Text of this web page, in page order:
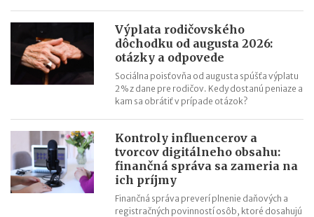
Výpočet čistej mzdy v roku 2023
Daňový bonus na dieťa od 1.1.2023 – príklady
Daňový bonus na dieťa od 1.1.2023
Výplata rodičovského
dôchodku od augusta 2026:
otázky a odpovede
Sociálna poisťovňa od augusta spúšťa výplatu
2 % z dane pre rodičov. Kedy dostanú peniaze a
kam sa obrátiť v prípade otázok?
Kontroly influencerov a
tvorcov digitálneho obsahu:
finančná správa sa zameria na
ich príjmy
Finančná správa preverí plnenie daňových a
registračných povinností osôb, ktoré dosahujú